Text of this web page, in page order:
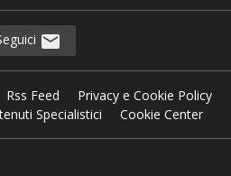
Rss Feed
Privacy e Cookie Policy
Specialistici
Cookie Center